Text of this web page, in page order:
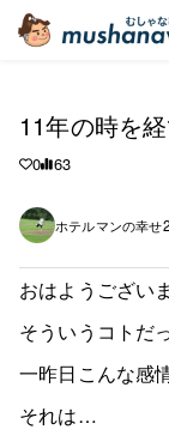
11年の時を
0 63
ホテルマンの幸せ
おはようござい
そういうコトだ
一昨日こんな感
それは…